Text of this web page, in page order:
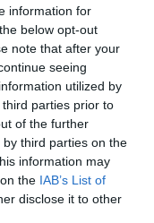
information for
below opt-out
note that after your
seeing
utilized by
parties prior to
of the further
third parties on the
information may
the IAB’s List of
disclose it to other